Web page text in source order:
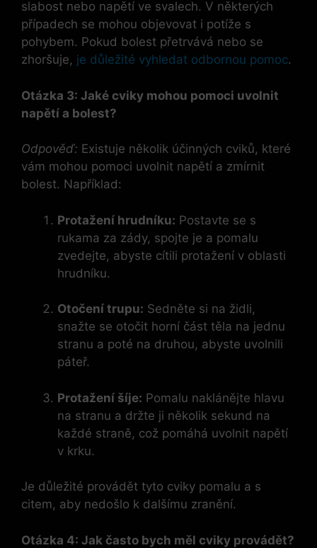
slabost nebo napětí ve svalech. V některých
případech se mohou objevovat i potíže s
pohybem. Pokud bolest přetrvává nebo se
zhoršuje, je důležité vyhledat odbornou pomoc.
Otázka 3: Jaké cviky mohou pomoci uvolnit
napětí a bolest?
Odpověď: Existuje několik účinných cviků, které
vám mohou pomoci uvolnit napětí a zmírnit
bolest. Například:
Protažení hrudníku: Postavte se s
rukama za zády, spojte je a pomalu
zvedejte, abyste cítili protažení v oblasti
hrudníku.
Otočení trupu: Sedněte si na židli,
snažte se otočit horní část těla na jednu
stranu a poté na druhou, abyste uvolnili
páteř.
Protažení šíje: Pomalu naklánějte hlavu
na stranu a držte ji několik sekund na
každé straně, což pomáhá uvolnit napětí
v krku.
Je důležité provádět tyto cviky pomalu a s
citem, aby nedošlo k dalšímu zranění.
Otázka 4: Jak často bych měl cviky provádět?